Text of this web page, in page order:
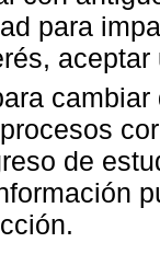
para
cambiar
de